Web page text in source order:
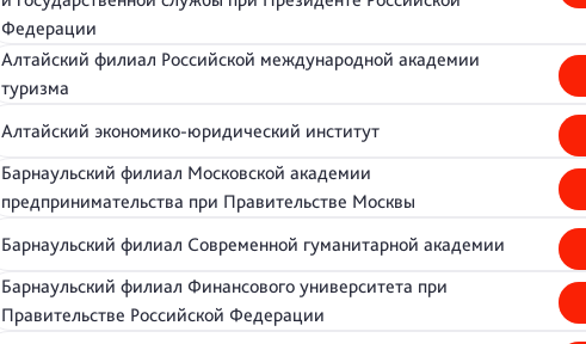
Федерации
Алтайский филиал Российской международной академии
туризма
Алтайский экономико-юридический институт
Барнаульский филиал Московской академии
предпринимательства при Правительстве Москвы
Барнаульский филиал Современной гуманитарной академии
Барнаульский филиал Финансового университета при
Правительстве Российской Федерации